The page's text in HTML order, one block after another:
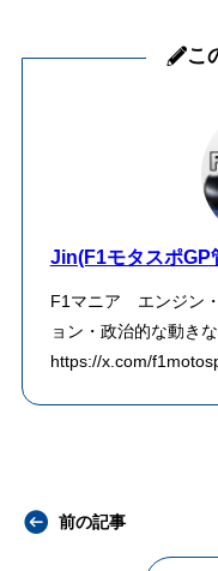
こ
Jin(F1モタスポGP
F1マニア エンジン
ョン・政治的な動き
https://x.com/
前の記事